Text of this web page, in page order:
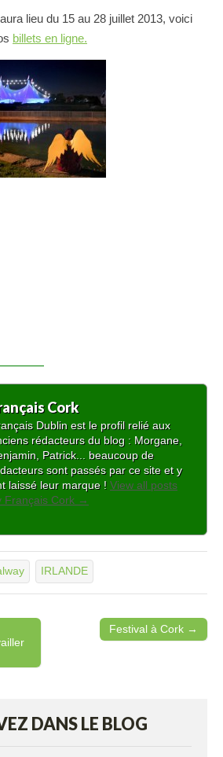
lieu du 15 au 28 juillet 2013, voici
billets en ligne.
Cork
Dublin est le profil relié aux
rédacteurs du blog : Morgane,
Patrick... beaucoup de
sont passés par ce site et y
laissé leur marque ! View all posts
Français Cork →
IRLANDE
Festival à Cork →
DANS LE BLOG